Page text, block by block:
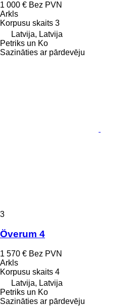
1 000 € Bez PVN
Arkls
Korpusu skaits 3
Latvija, Latvija
Petriks un Ko
Sazināties ar pārdevēju
3
Överum 4
1 570 € Bez PVN
Arkls
Korpusu skaits 4
Latvija, Latvija
Petriks un Ko
Sazināties ar pārdevēju